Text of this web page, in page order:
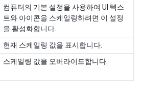
컴퓨터의 기본 설정을 사용하여 UI 텍스
트와 아이콘을 스케일링하려면 이 설정
을 활성화합니다.
현재 스케일링 값을 표시합니다.
스케일링 값을 오버라이드합니다.